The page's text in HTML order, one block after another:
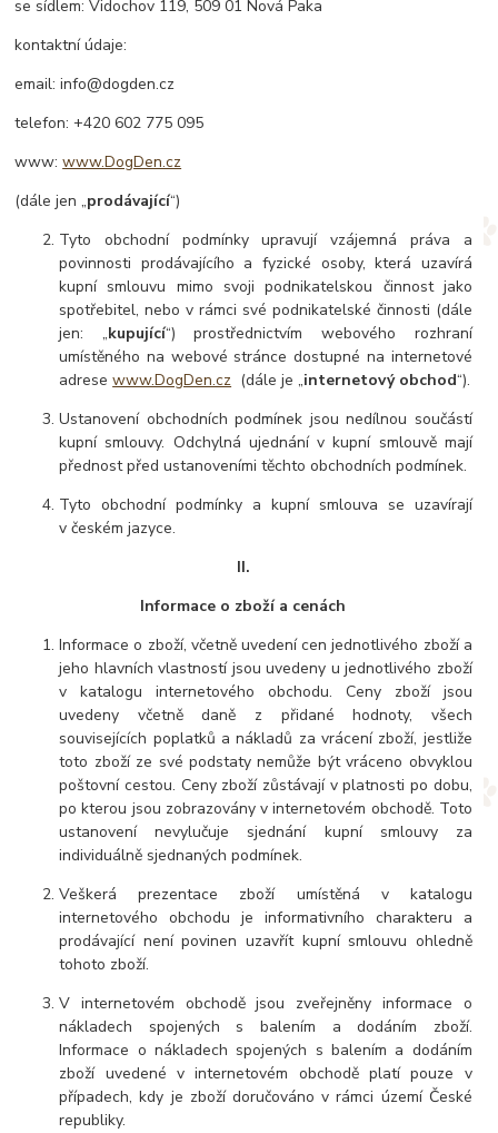
se sídlem: Vidochov 119, 509 01 Nová Paka
kontaktní údaje:
email: info@dogden.cz
telefon: +420 602 775 095
www:www.DogDen.cz
(dále jen „prodávající“)
Tyto obchodní podmínky upravují vzájemná práva a
povinnosti prodávajícího a fyzické osoby, která uzavírá
kupní smlouvu mimo svoji podnikatelskou činnost jako
spotřebitel, nebo v rámci své podnikatelské činnosti (dále
jen: „kupující“) prostřednictvím webového rozhraní
umístěného na webové stránce dostupné na internetové
adresewww.DogDen.cz (dále je „internetový obchod“).
Ustanovení obchodních podmínek jsou nedílnou součástí
kupní smlouvy. Odchylná ujednání v kupní smlouvě mají
přednost před ustanoveními těchto obchodních podmínek.
Tyto obchodní podmínky a kupní smlouva se uzavírají
v českém jazyce.
II.
Informace o zboží a cenách
Informace o zboží, včetně uvedení cen jednotlivého zboží a
jeho hlavních vlastností jsou uvedeny u jednotlivého zboží
v katalogu internetového obchodu. Ceny zboží jsou
uvedeny včetně daně z přidané hodnoty, všech
souvisejících poplatků a nákladů za vrácení zboží, jestliže
toto zboží ze své podstaty nemůže být vráceno obvyklou
poštovní cestou. Ceny zboží zůstávají v platnosti po dobu,
po kterou jsou zobrazovány v internetovém obchodě. Toto
ustanovení nevylučuje sjednání kupní smlouvy za
individuálně sjednaných podmínek.
Veškerá prezentace zboží umístěná v katalogu
internetového obchodu je informativního charakteru a
prodávající není povinen uzavřít kupní smlouvu ohledně
tohoto zboží.
V internetovém obchodě jsou zveřejněny informace o
nákladech spojených s balením a dodáním zboží.
Informace o nákladech spojených s balením a dodáním
zboží uvedené v internetovém obchodě platí pouze v
případech, kdy je zboží doručováno v rámci území České
republiky.